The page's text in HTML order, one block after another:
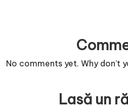
No comments yet. Why don’t
Lasă un